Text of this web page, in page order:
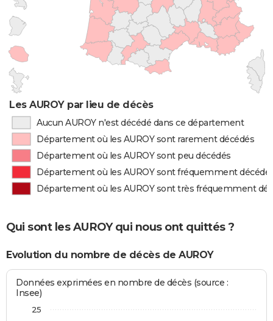
Les AUROY par lieu de décès
Aucun AUROY n'est décédé dans ce département
Département où les AUROY sont rarement décédés
Département où les AUROY sont peu décédés
Département où les AUROY sont fréquemment
Département où les AUROY sont très fréquemment
Qui sont les AUROY qui nous ont quittés ?
Evolution du nombre de décès de AUROY
Données exprimées en nombre de décès (source :
Insee)
25